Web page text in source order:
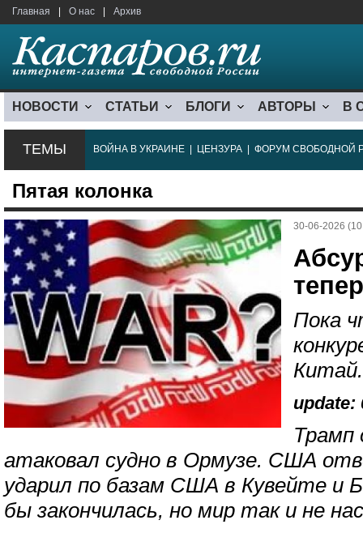
Главная О нас Архив
НОВОСТИ СТАТЬИ БЛОГИ АВТОРЫ В
ТЕМЫ ВОЙНА В УКРАИНЕ ЦЕНЗУРА ФОРУМ СВОБОДНОЙ
Пятая колонка
30-06-2026
Пока
Китай.
update:
Трамп
атаковал судно в Ормузе. США
ударил по базам США в Кувейте и
бы закончилась, но мир так и не